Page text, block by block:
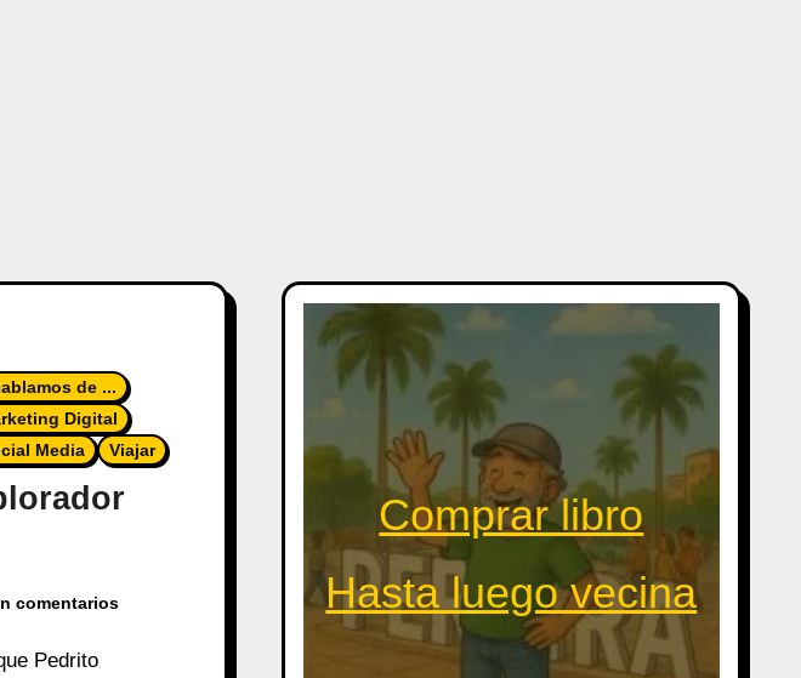
de ...
Digital
Media Viajar
comentarios
Pedrito
Comprar libro
Hasta luego vecina